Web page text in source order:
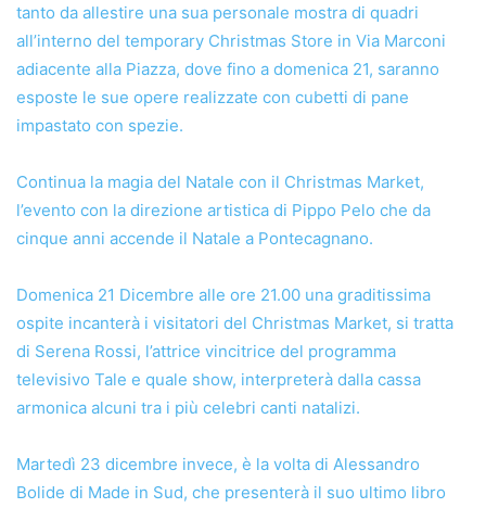
tanto da allestire una sua personale mostra di quadri
all’interno del temporary Christmas Store in Via Marconi
adiacente alla Piazza, dove fino a domenica 21, saranno
esposte le sue opere realizzate con cubetti di pane
impastato con spezie.
Continua la magia del Natale con il Christmas Market,
l’evento con la direzione artistica di Pippo Pelo che da
cinque anni accende il Natale a Pontecagnano.
Domenica 21 Dicembre alle ore 21.00 una graditissima
ospite incanterà i visitatori del Christmas Market, si tratta
di Serena Rossi, l’attrice vincitrice del programma
televisivo Tale e quale show, interpreterà dalla cassa
armonica alcuni tra i più celebri canti natalizi.
Martedì 23 dicembre invece, è la volta di Alessandro
Bolide di Made in Sud, che presenterà il suo ultimo libro